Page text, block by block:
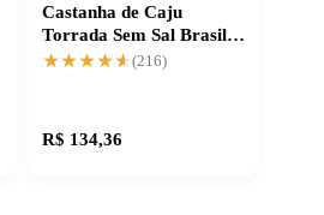
Castanha de Caju
Torrada Sem Sal Brasil
Frutt 1,01kg
★★★★★
★★★★★(216)
R$ 134,36